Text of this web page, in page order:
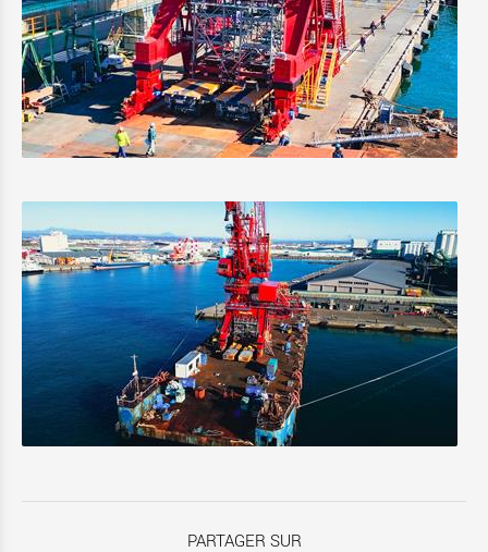
PARTAGER SUR